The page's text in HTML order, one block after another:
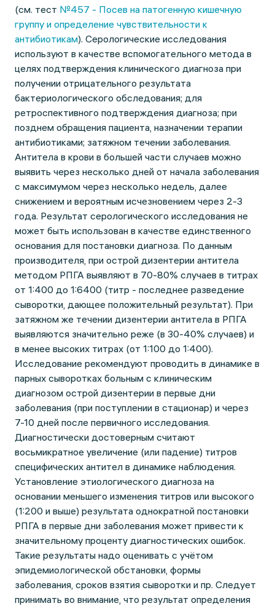
(см. тест №457 - Посев на патогенную кишечную
группу и определение чувствительности к
антибиотикам). Серологические исследования
используют в качестве вспомогательного метода в
целях подтверждения клинического диагноза при
получении отрицательного результата
бактериологического обследования; для
ретроспективного подтверждения диагноза; при
позднем обращения пациента, назначении терапии
антибиотиками; затяжном течении заболевания.
Антитела в крови в большей части случаев можно
выявить через несколько дней от начала заболевания
с максимумом через несколько недель, далее
снижением и вероятным исчезновением через 2-3
года. Результат серологического исследования не
может быть использован в качестве единственного
основания для постановки диагноза. По данным
производителя, при острой дизентерии антитела
методом РПГА выявляют в 70-80% случаев в титрах
от 1:400 до 1:6400 (титр - последнее разведение
сыворотки, дающее положительный результат). При
затяжном же течении дизентерии антитела в РПГА
выявляются значительно реже (в 30-40% случаев) и
в менее высоких титрах (от 1:100 до 1:400).
Исследование рекомендуют проводить в динамике в
парных сыворотках больным с клиническим
диагнозом острой дизентерии в первые дни
заболевания (при поступлении в стационар) и через
7-10 дней после первичного исследования.
Диагностически достоверным считают
восьмикратное увеличение (или падение) титров
специфических антител в динамике наблюдения.
Установление этиологического диагноза на
основании меньшего изменения титров или высокого
(1:200 и выше) результата однократной постановки
РПГА в первые дни заболевания может привести к
значительному проценту диагностических ошибок.
Такие результаты надо оценивать с учётом
эпидемиологической обстановки, формы
заболевания, сроков взятия сыворотки и пр. Следует
принимать во внимание, что результат определения